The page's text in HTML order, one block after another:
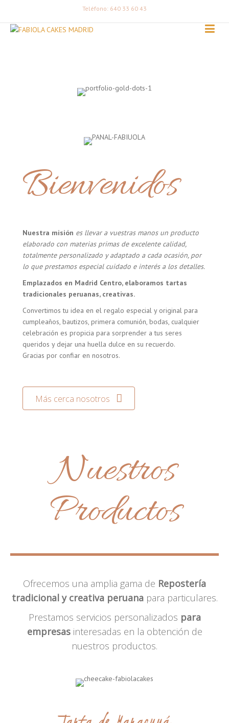
Teléfono: 640 33 60 43
Bienvenidos
Nuestra misión es llevar a vuestras manos un producto
elaborado con materias primas de excelente calidad,
totalmente personalizado y adaptado a cada ocasión, por
lo que prestamos especial cuidado e interés a los detalles.
Emplazados en Madrid Centro, elaboramos tartas
tradicionales peruanas, creativas.
Convertimos tu idea en el regalo especial y original para
cumpleaños, bautizos, primera comunión, bodas, cualquier
celebración es propicia para sorprender a tus seres
queridos y dejar una huella dulce en su recuerdo.
Gracias por confiar en nosotros.
Más cerca nosotros
Nuestros
Productos
Ofrecemos una amplia gama de Repostería
tradicional y creativa peruanapara particulares.
Prestamos servicios personalizados para
empresasinteresadas en la obtención de
nuestros productos.